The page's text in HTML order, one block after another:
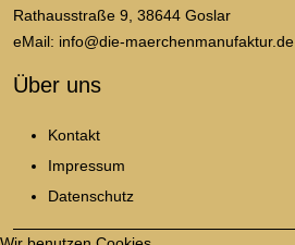
Rathausstraße 9, 38644 Goslar
eMail: info@die-maerchenmanufaktur.de
Über uns
Kontakt
Impressum
Datenschutz